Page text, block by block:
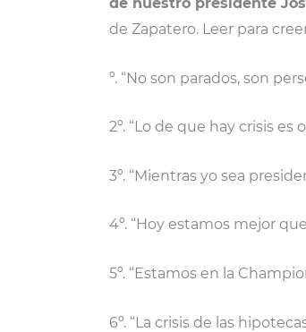
de Zapatero. Leer para
º. “No son parados, son
2º. “Lo de que hay crisis es
3º. “Mientras yo sea
4º. “Hoy estamos mejor
5º. “Estamos en la
6º. “La crisis de las